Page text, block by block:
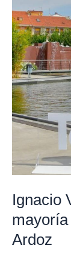
Ignacio
Ardoz
Vázquez
revalida
la
mayoría
absoluta
en
Torrejón